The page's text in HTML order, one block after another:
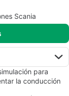
Scania
para
la conducción